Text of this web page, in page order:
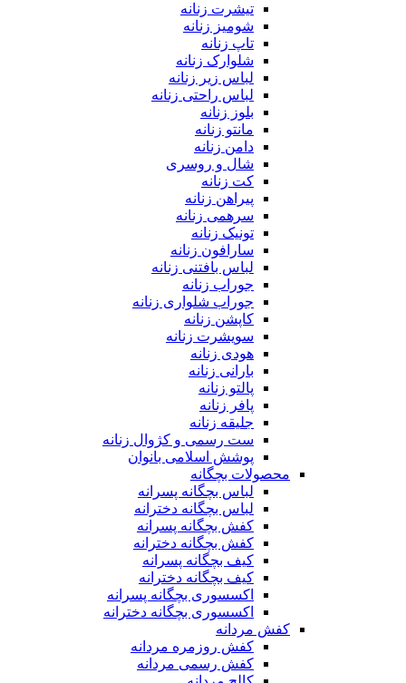
تیشرت زنانه
شومیز زنانه
تاپ زنانه
شلوارک زنانه
لباس زیر زنانه
لباس راحتی زنانه
بلوز زنانه
مانتو زنانه
دامن زنانه
شال و روسری
کت زنانه
پیراهن زنانه
سرهمی زنانه
تونیک زنانه
سارافون زنانه
لباس بافتنی زنانه
جوراب زنانه
جوراب شلواری زنانه
کاپشن زنانه
سویشرت زنانه
هودی زنانه
بارانی زنانه
پالتو زنانه
پافر زنانه
جلیقه زنانه
ست رسمی و کژوال زنانه
پوشش اسلامی بانوان
محصولات بچگانه
لباس بچگانه پسرانه
لباس بچگانه دخترانه
کفش بچگانه پسرانه
کفش بچگانه دخترانه
کیف بچگانه پسرانه
کیف بچگانه دخترانه
اکسسوری بچگانه پسرانه
اکسسوری بچگانه دخترانه
کفش مردانه
کفش روزمره مردانه
کفش رسمی مردانه